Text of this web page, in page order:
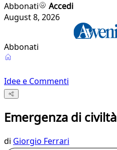
Abbonati
Accedi
August 8, 2026
Abbonati
Idee e Commenti
Emergenza di civiltà
di Giorgio Ferrari